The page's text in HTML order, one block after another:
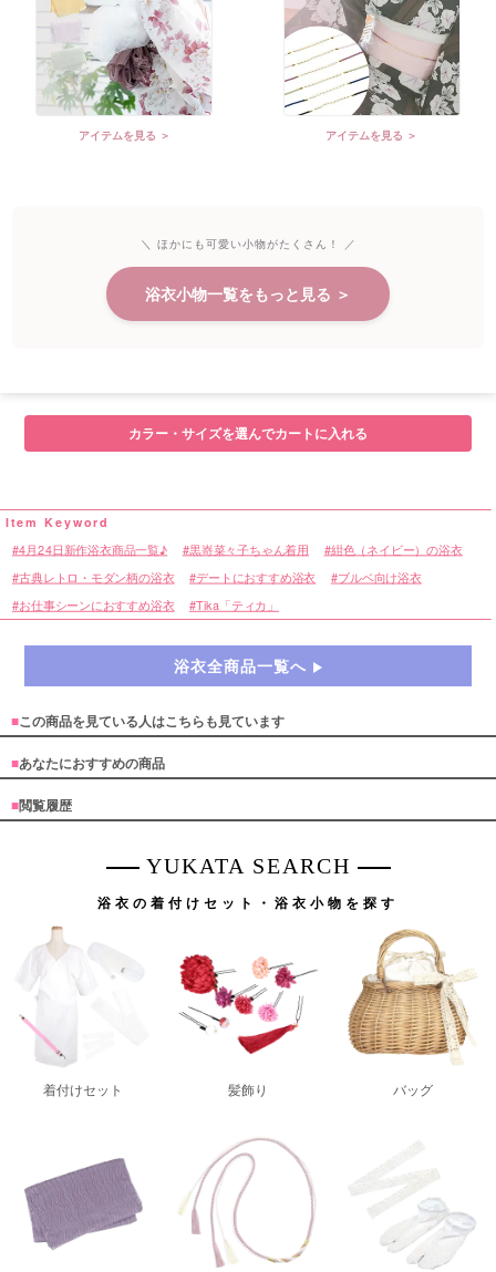
アイテムを見る ＞ アイテムを見る ＞
＼ ほかにも可愛い小物がたくさん！ ／
浴衣小物一覧をもっと見る ＞
カラー・サイズを選んでカートに入れる
4月24日新作浴衣商品一覧♪ 黒嵜菜々子ちゃん着用 紺色（ネイビー）の浴衣
古典レトロ・モダン柄の浴衣 デートにおすすめ浴衣 ブルベ向け浴衣
お仕事シーンにおすすめ浴衣 Tika「ティカ」
浴衣全商品一覧へ
■この商品を見ている人はこちらも見ています
■あなたにおすすめの商品
■閲覧履歴
YUKATA SEARCH
浴衣の着付けセット・浴衣小物を探す
着付けセット 髪飾り バッグ